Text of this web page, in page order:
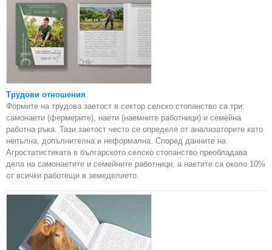
Трудови отношения
Формите на трудова заетост в сектор селско стопанство са три:
самонаети (фермерите), наети (наемните работници) и семейна
работна ръка. Тази заетост често се определя от анализаторите като
непълна, допълнителна и неформална. Според данните на
Агростатистиката в българското селско стопанство преобладава
дела на самонаетите и семейните работници, а наетите са около 10%
от всички работещи в земеделието.